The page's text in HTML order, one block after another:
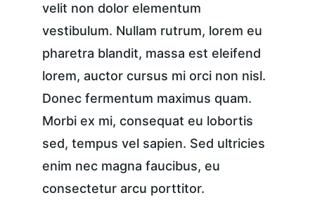
velit non dolor elementum
vestibulum. Nullam rutrum, lorem eu
pharetra blandit, massa est eleifend
lorem, auctor cursus mi orci non nisl.
Donec fermentum maximus quam.
Morbi ex mi, consequat eu lobortis
sed, tempus vel sapien. Sed ultricies
enim nec magna faucibus, eu
consectetur arcu porttitor.